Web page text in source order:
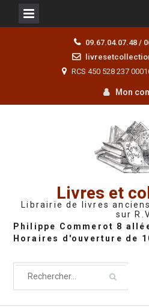
09.67.04.07.48 /
RCS 450 528 237
Mon
Livres et
Librairie de livres
sur